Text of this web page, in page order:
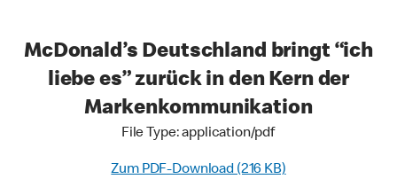
McDonald’s Deutschland bringt “ich
liebe es” zurück in den Kern der
Markenkommunikation
File Type: application/pdf
Zum PDF-Download (216 KB)